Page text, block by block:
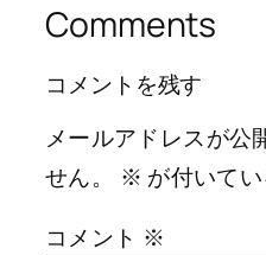
Comments
コメントを残す
メールアドレスが公
せん。
※ が付いて
コメント ※